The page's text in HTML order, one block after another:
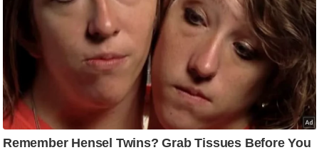
ल
त
त्यो
हा
र